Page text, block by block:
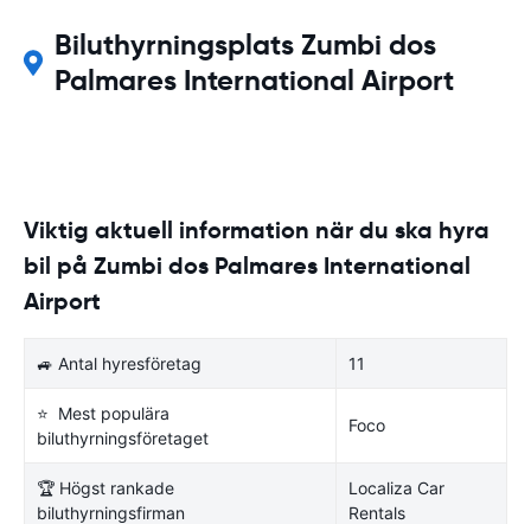
Biluthyrningsplats Zumbi dos
Palmares International Airport
Viktig aktuell information när du ska hyra
bil på Zumbi dos Palmares International
Airport
🚙 Antal hyresföretag 11
⭐ Mest populära
biluthyrningsföretaget
Foco
🏆 Högst rankade
biluthyrningsfirman
Localiza Car
Rentals